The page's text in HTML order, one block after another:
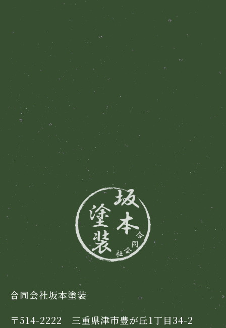
合同会社坂本塗装
〒514-2222 三重県津市豊が丘1丁目34-2